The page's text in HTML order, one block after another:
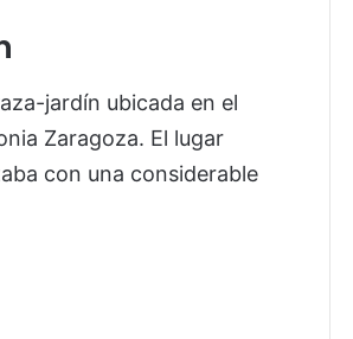
jardín ubicada en el
Zaragoza. El lugar
con una considerable